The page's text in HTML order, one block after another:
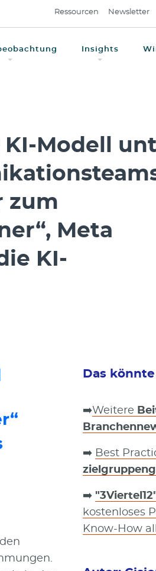
Ressourcen Newsletter
Insights
KI-Modell
zum
Meta
KI-
Das
➡️Weitere
➡️ Best
➡️
kostenloses
Know-How